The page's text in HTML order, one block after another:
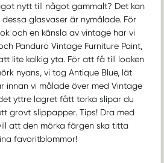
nytt till något gammalt? Det kan
glasvaser är nymålade. För
och en känsla av vintage har vi
Panduro Vintage Furniture Paint,
lite kalkig yta. För att få till looken
nyans, vi tog Antique Blue, lät
innan vi målade över med Vintage
yttre lagret fått torka slipar du
grovt slippapper. Tips! Dra med
att den mörka färgen ska titta
favoritblommor!